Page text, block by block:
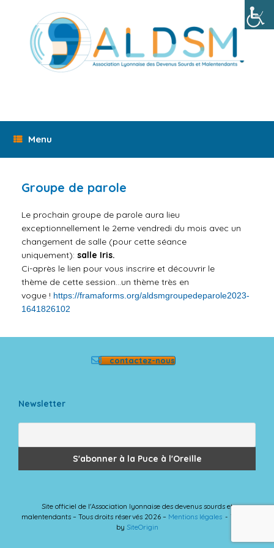
Menu
Groupe de parole
Le prochain groupe de parole aura lieu
exceptionnellement le 2eme vendredi du mois avec un
changement de salle (pour cette séance
uniquement): salle Iris.
Ci-après le lien pour vous inscrire et découvrir le
thème de cette session…un thème très en
vogue ! https://framaforms.org/aldsmgroupedeparole2023-
1641826102
contactez-nous
Newsletter
Site officiel de l'Association lyonnaise des devenus sourds et
malentendants – Tous droits réservés 2026 – Mentions légales
Theme
by SiteOrigin